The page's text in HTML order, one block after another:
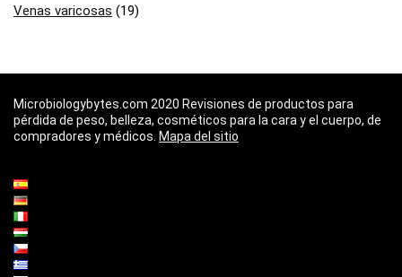
Venas varicosas (19)
Microbiologybytes.com 2020 Revisiones de productos para
pérdida de peso, belleza, cosméticos para la cara y el cuerpo, de
compradores y médicos. Mapa del sitio